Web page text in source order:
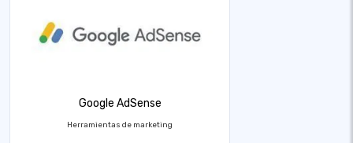
Google AdSense
Herramientas de marketing